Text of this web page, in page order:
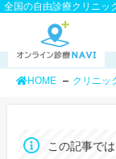
全国の自由診療クリニッ
HOME クリニッ
この記事で